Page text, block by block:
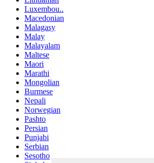
Luxembou..
Macedonian
Malagasy
Malay
Malayalam
Maltese
Maori
Marathi
Mongolian
Burmese
Nepali
Norwegian
Pashto
Persian
Punjabi
Serbian
Sesotho